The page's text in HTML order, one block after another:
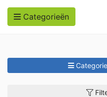
Categorieën